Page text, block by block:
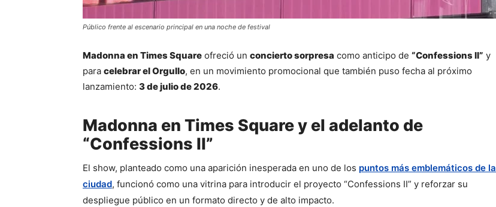
Público frente al escenario principal en una noche de festival
Madonna en Times Square ofreció un concierto sorpresa como anticipo de “Confessions II” y
para celebrar el Orgullo, en un movimiento promocional que también puso fecha al próximo
lanzamiento: 3 de julio de 2026.
Madonna en Times Square y el adelanto de
“Confessions II”
El show, planteado como una aparición inesperada en uno de los puntos más emblemáticos de la
ciudad, funcionó como una vitrina para introducir el proyecto “Confessions II” y reforzar su
despliegue público en un formato directo y de alto impacto.